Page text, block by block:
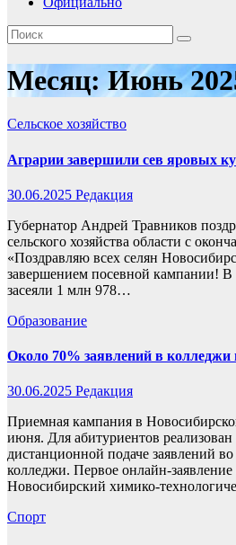
Месяц:Июнь
Сельское хозяйство
Аграрии завершили сев яровых
30.06.2025 Редакция
Губернатор Андрей Травников
сельского хозяйства области с
«Поздравляю всех селян
завершением посевной кампании! В
засеяли 1 млн 978…
Образование
Около 70% заявлений в колледжи
30.06.2025 Редакция
Приемная кампания в
июня. Для абитуриентов реализован
дистанционной подаче заявлений
колледжи. Первое онлайн-
Новосибирский химико-
Спорт